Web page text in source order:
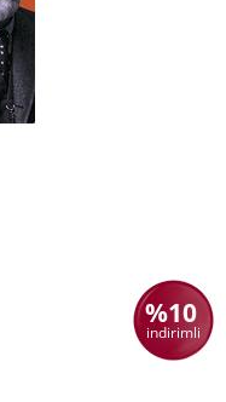
%10
indirimli